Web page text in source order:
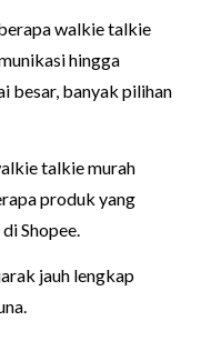
walkie talkie
hingga
besar, banyak pilihan
talkie murah
produk yang
Shopee.
jauh lengkap